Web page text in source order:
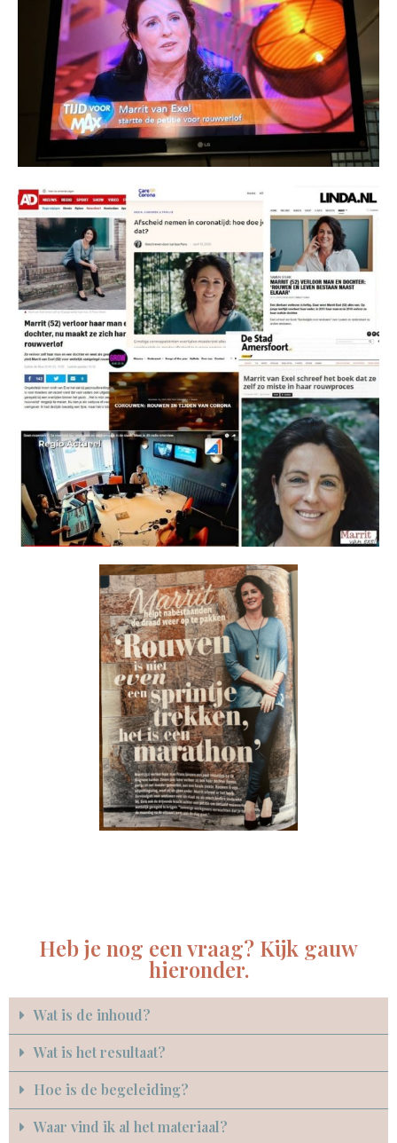
Heb je nog een vraag? Kijk gauw
hieronder.
Wat is de inhoud?
Wat is het resultaat?
Hoe is de begeleiding?
Waar vind ik al het materiaal?